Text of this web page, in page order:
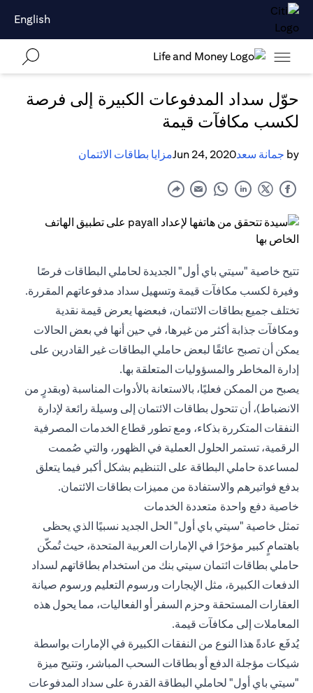
English
حوّل سداد المدفوعات الكبيرة إلى فرصة
لكسب مكافآت قيمة
by جمانة سعدJun 24, 2020مزايا بطاقات الائتمان
تتيح خاصية "سيتي باي أول" الجديدة لحاملي البطاقات فرصًا
وفيرة لكسب مكافآت قيمة وتسهيل سداد مدفوعاتهم المقررة.
تختلف جميع بطاقات الائتمان، فبعضها يعرض قيمة نقدية
ومكافآت جذابة أكثر من غيرها، في حين أنها في بعض الحالات
يمكن أن تصبح عائقًا لبعض حاملي البطاقات غير القادرين على
إدارة المخاطر والمسؤوليات المتعلقة بها.
يصبح من الممكن فعليًا، بالاستعانة بالأدوات المناسبة (وبقدرٍ من
الانضباط)، أن تتحول بطاقات الائتمان إلى وسيلة رائعة لإدارة
النفقات المتكررة بذكاء، ومع تطور قطاع الخدمات المصرفية
الرقمية، تستمر الحلول العملية في الظهور، والتي صُممت
لمساعدة حاملي البطاقة على التنظيم بشكل أكبر فيما يتعلق
بدفع فواتيرهم والاستفادة من مميزات بطاقات الائتمان.
خاصية دفع واحدة متعددة الخدمات
تمثل خاصية "سيتي باي أول" الحل الجديد نسبيًا الذي يحظى
باهتمامٍ كبير مؤخرًا في الإمارات العربية المتحدة، حيث تُمكّن
حاملي بطاقات ائتمان سيتي بنك من استخدام بطاقاتهم لسداد
الدفعات الكبيرة، مثل الإيجارات ورسوم التعليم ورسوم صيانة
العقارات المستحقة وحزم السفر أو الفعاليات، مما يحول هذه
المعاملات إلى مكافآت قيمة.
يُدفَع عادةً هذا النوع من النفقات الكبيرة في الإمارات بواسطة
شيكات مؤجلة الدفع أو بطاقات السحب المباشر، وتتيح ميزة
"سيتي باي أول" لحاملي البطاقة القدرة على سداد المدفوعات